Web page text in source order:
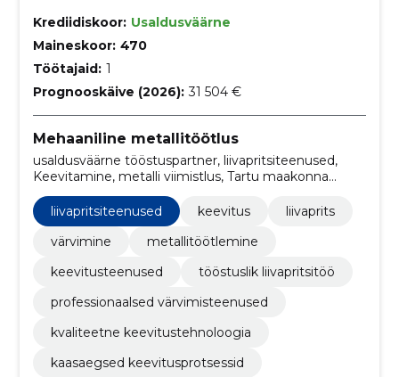
Krediidiskoor: Usaldusväärne
Maineskoor: 470
Töötajaid: 1
Prognooskäive (2026): 31 504 €
Mehaaniline metallitöötlus
usaldusväärne tööstuspartner, liivapritsiteenused,
Keevitamine, metalli viimistlus, Tartu maakonna
metallitööd, Euroopa Sotsiaalfondi projekt,
tööstuslikud värvimisteenused, liivapritsitehnoloogia,
kvaliteetne keevitus, metallitöö ekspertiis
liivapritsiteenused keevitus
liivaprits
värvimine
metallitöötlemine
keevitusteenused
tööstuslik liivapritsitöö
professionaalsed värvimisteenused
kvaliteetne keevitustehnoloogia
kaasaegsed keevitusprotsessid